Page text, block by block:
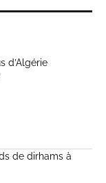
d’Algérie
de dirhams à